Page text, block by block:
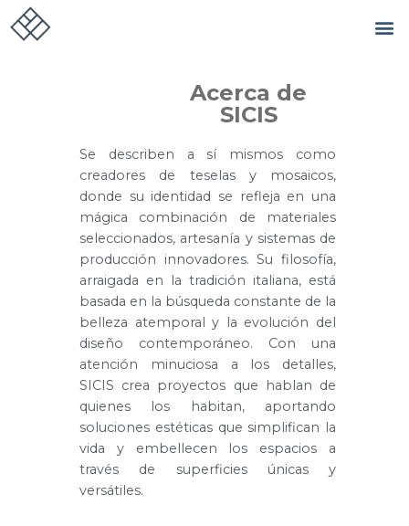
Acerca de
SICIS
Se describen a sí mismos como
creadores de teselas y mosaicos,
donde su identidad se refleja en una
mágica combinación de materiales
seleccionados, artesanía y sistemas de
producción innovadores. Su filosofía,
arraigada en la tradición italiana, está
basada en la búsqueda constante de la
belleza atemporal y la evolución del
diseño contemporáneo. Con una
atención minuciosa a los detalles,
SICIS crea proyectos que hablan de
quienes los habitan, aportando
soluciones estéticas que simplifican la
vida y embellecen los espacios a
través de superficies únicas y
versátiles.